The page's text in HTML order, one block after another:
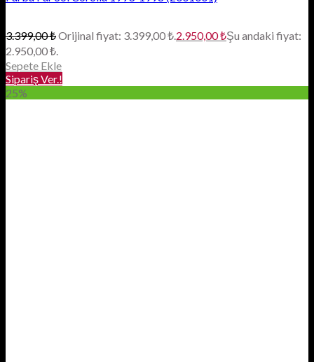
3.399,00₺Orijinal fiyat: 3.399,00 ₺.2.950,00₺Şu andaki fiyat:
2.950,00 ₺.
Sepete Ekle
Sipariş Ver.!
25%